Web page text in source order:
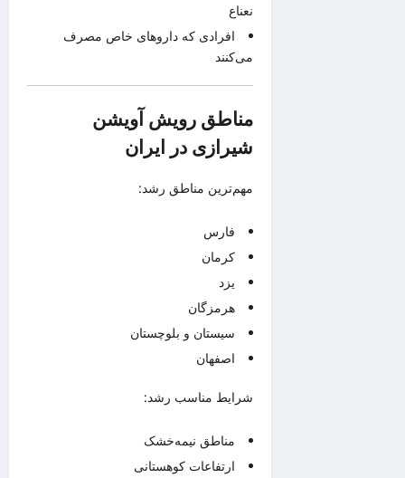
نعناع
افرادی که داروهای خاص مصرف
می‌کنند
مناطق رویش آویشن
شیرازی در ایران
مهم‌ترین مناطق رشد:
فارس
کرمان
یزد
هرمزگان
سیستان و بلوچستان
اصفهان
شرایط مناسب رشد:
مناطق نیمه‌خشک
ارتفاعات کوهستانی